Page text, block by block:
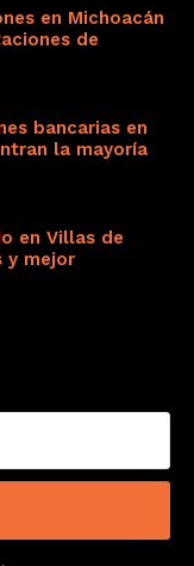
en Michoacán
de
bancarias en
la mayoría
en Villas de
y mejor